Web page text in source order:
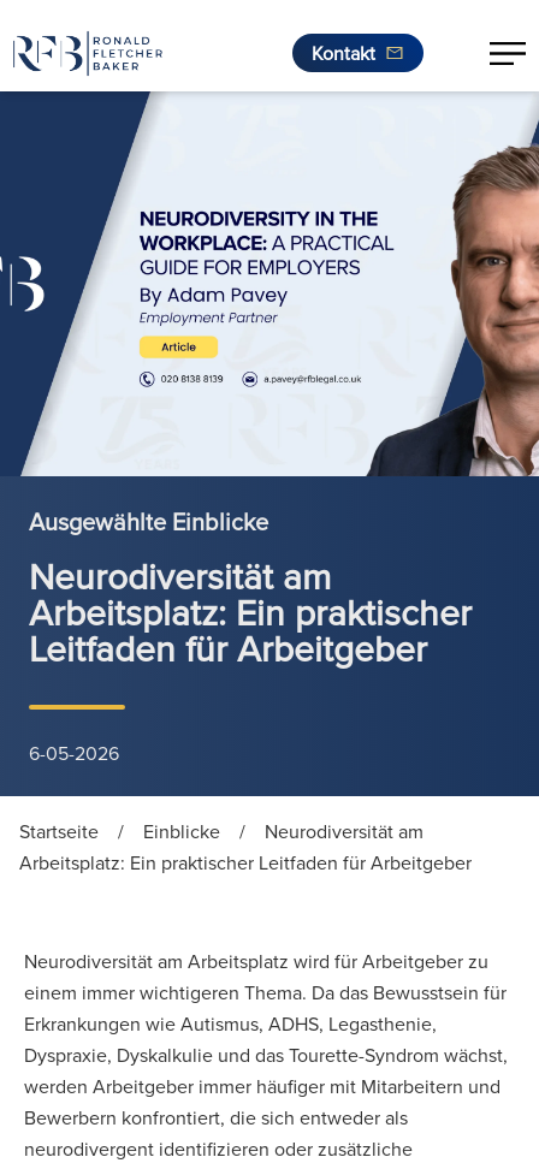
Zum Inhalt springen
Kontakt
Ausgewählte Einblicke
Neurodiversität am
Arbeitsplatz: Ein praktischer
Leitfaden für Arbeitgeber
6-05-2026
Startseite / Einblicke /
Neurodiversität am
Arbeitsplatz: Ein praktischer Leitfaden für Arbeitgeber
Neurodiversität am Arbeitsplatz wird für Arbeitgeber zu
einem immer wichtigeren Thema. Da das Bewusstsein für
Erkrankungen wie Autismus, ADHS, Legasthenie,
Dyspraxie, Dyskalkulie und das Tourette-Syndrom wächst,
werden Arbeitgeber immer häufiger mit Mitarbeitern und
Bewerbern konfrontiert, die sich entweder als
neurodivergent identifizieren oder zusätzliche